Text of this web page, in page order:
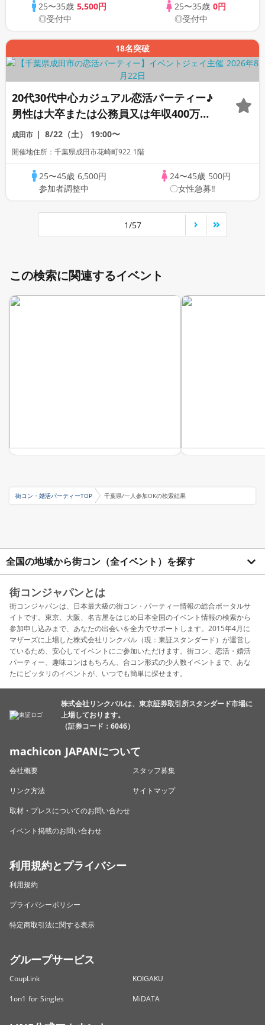
25〜35歳5,500円
◎受付中
25〜35歳 0円
◎受付中
18名突破
20代30代中心カジュアル恋活パーティー♪
男性は大卒または公務員又は年収400万以
上又は1名参加
成田市 8/22（土） 19:00〜
開催地住所：千葉県成田市花崎町922 1階
25〜45歳 6,500円
参加者調整中
24〜45歳 500円
〇女性急募‼
1/57
この検索に関連するイベント
街コン・婚活パーティーTOP 千葉県/一人参加OKの検索結果
全国の地域から街コン（全イベント）を探す
街コンジャパンとは
街コンジャパンは、日本最大級の街コン・パーティー情報の総合ポータルサ
イトです。東京、大阪、名古屋をはじめ日本全国のイベント情報の検索から
参加申し込みまで、あなたの出会いを全力でサポートします。2015年4月に
マザーズに上場した株式会社リンクバル（現：東証スタンダード）が運営し
ているため、安心してイベントにご参加いただけます。街コン、恋活・婚活
パーティー、趣味コンはもちろん、合コン形式の少人数イベントまで、あな
たにピッタリのイベントが、いつでも簡単に探せます。
株式会社リンクバルは、東京証券取引所スタンダード市場に
上場しております。
（証券コード：6046）
machicon JAPANについて
会社概要
スタッフ募集
リンク方法
サイトマップ
取材・プレスについてのお問い合わせ
イベント掲載のお問い合わせ
利用規約とプライバシー
利用規約
プライバシーポリシー
特定商取引法に関する表示
グループサービス
CoupLink
KOIGAKU
1on1 for Singles
MiDATA